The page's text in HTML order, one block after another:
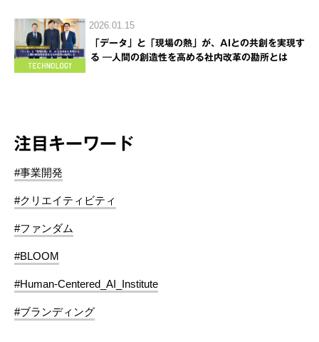
2026.01.15
「データ」と「現場の熱」が、AIとの共創を実現す
る ―人間の創造性を高める社内改革の勘所とは
注目キーワード
#事業開発
#クリエイティビティ
#ファンダム
#BLOOM
#Human-Centered_AI_Institute
#ブランディング